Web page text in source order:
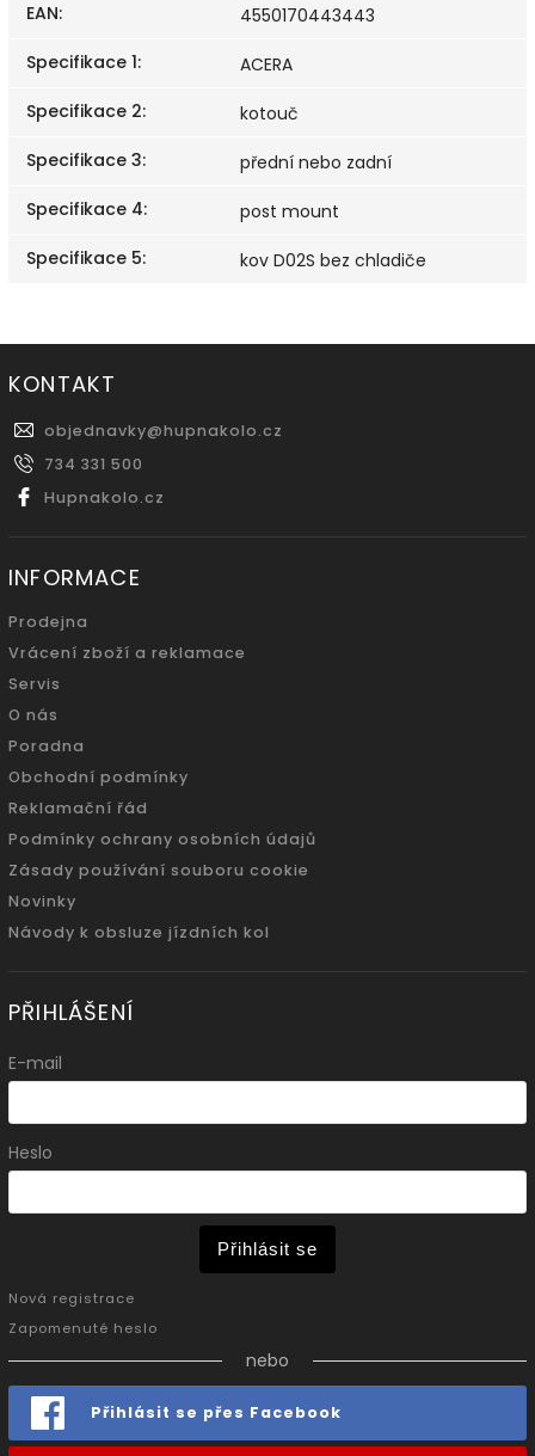
EAN:
4550170443443
Specifikace 1:
ACERA
Specifikace 2:
kotouč
Specifikace 3:
přední nebo zadní
Specifikace 4:
post mount
Specifikace 5: kov D02S bez chladiče
KONTAKT
objednavky@hupnakolo.cz
734 331 500
Hupnakolo.cz
INFORMACE
Prodejna
Vrácení zboží a reklamace
Servis
O nás
Poradna
Obchodní podmínky
Reklamační řád
Podmínky ochrany osobních údajů
Zásady používání souboru cookie
Novinky
Návody k obsluze jízdních kol
PŘIHLÁŠENÍ
E-mail
Heslo
Přihlásit se
Nová registrace
Zapomenuté heslo
nebo
Přihlásit se přes Facebook